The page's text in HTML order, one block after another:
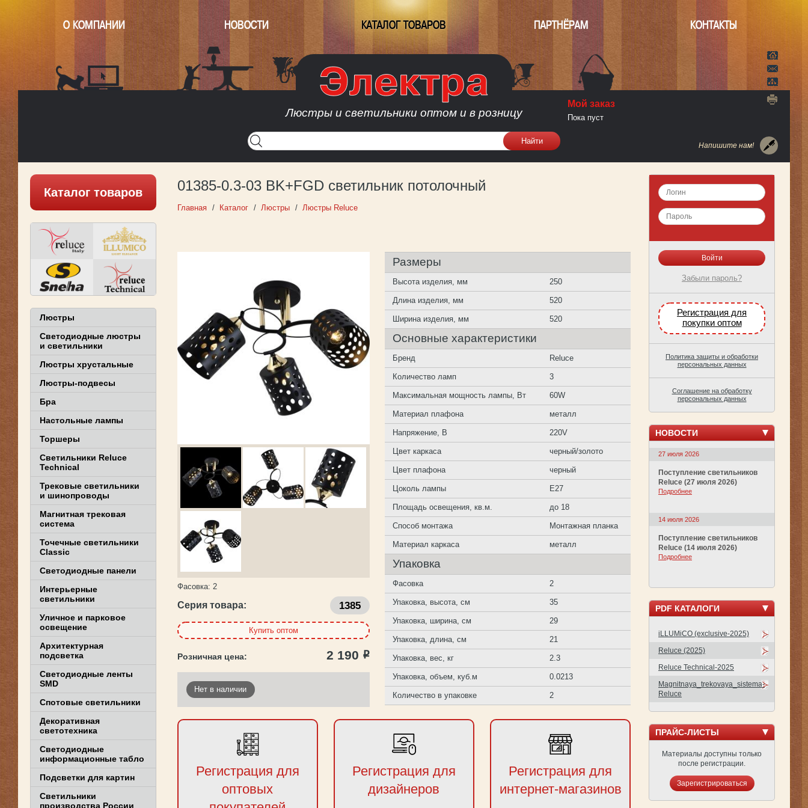
О КОМПАНИИ НОВОСТИ КАТАЛОГ ТОВАРОВ ПАРТНЁРАМ КОНТАКТЫ
Люстры и светильники оптом и в розницу
Написать нам
Карта
Напишите нам!
Мой заказ
Пока пуст
01385-0.3-03 BK+FGD светильник потолочный
Главная Каталог Люстры Люстры Reluce
Фасовка: 2
Серия товара: 1385
Купить оптом
2 190 Р
Нет в наличии
Размеры
Высота изделия, мм 250
Длина изделия, мм 520
Ширина изделия, мм 520
Основные характеристики
Бренд Reluce
Количество ламп 3
Максимальная мощность лампы, Вт 60W
Материал плафона металл
Напряжение, В 220V
Цвет каркаса черный/золото
Цвет плафона черный
Цоколь лампы E27
Площадь освещения, кв.м. до 18
Способ монтажа Монтажная планка
Материал каркаса металл
Упаковка
Фасовка 2
Упаковка, высота, см 35
Упаковка, ширина, см 29
Упаковка, длина, см 21
Упаковка, вес, кг 2.3
Упаковка, объем, куб.м 0.0213
Количество в упаковке 2
Регистрация для
оптовых
Регистрация для
дизайнеров
Регистрация для
интернет-магазинов
Каталог товаров
Люстры
Светодиодные люстры
и светильники
Люстры хрустальные
Люстры-подвесы
Бра
Настольные лампы
Торшеры
Светильники Reluce
Technical
Трековые светильники
и шинопроводы
Магнитная трековая
система
Точечные светильники
Classic
Светодиодные панели
Интерьерные
светильники
Уличное и парковое
освещение
Архитектурная
подсветка
Светодиодные ленты
SMD
Спотовые светильники
Декоративная
светотехника
Светодиодные
информационные табло
Подсветки для картин
Светильники
производства России
Забыли пароль?
Регистрация для
покупки оптом
Политика защиты и обработки
персональных данных
Соглашение на обработку
персональных данных
НОВОСТИ
27 июля 2026
Поступление светильников
Reluce (27 июля 2026)
Подробнее
14 июля 2026
Поступление светильников
Reluce (14 июля 2026)
Подробнее
PDF КАТАЛОГИ
iLLUMiCO (exclusive-2025)
Reluce (2025)
Reluce Technical-2025
Magnitnaya_trekovaya_sistema-
Reluce
ПРАЙС-ЛИСТЫ
Материалы доступны только
после регистрации.
Зарегистрироваться